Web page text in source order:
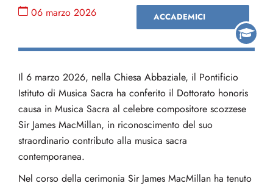
06 marzo 2026 ACCADEMICI
Il 6 marzo 2026, nella Chiesa Abbaziale, il Pontificio
Istituto di Musica Sacra ha conferito il Dottorato honoris
causa in Musica Sacra al celebre compositore scozzese
Sir James MacMillan, in riconoscimento del suo
straordinario contributo alla musica sacra
contemporanea.
Nel corso della cerimonia Sir James MacMillan ha tenuto